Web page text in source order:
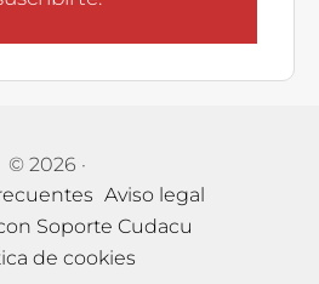
© 2026 ·
Aviso legal
Soporte Cudacu
de cookies